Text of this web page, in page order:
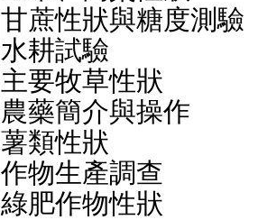
甘蔗性狀與糖度測驗
水耕試驗
主要牧草性狀
農藥簡介與操作
薯類性狀
作物生產調查
綠肥作物性狀